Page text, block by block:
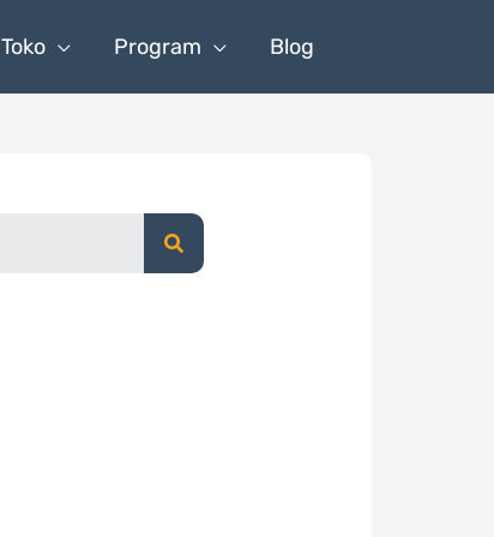
Toko Program Blog